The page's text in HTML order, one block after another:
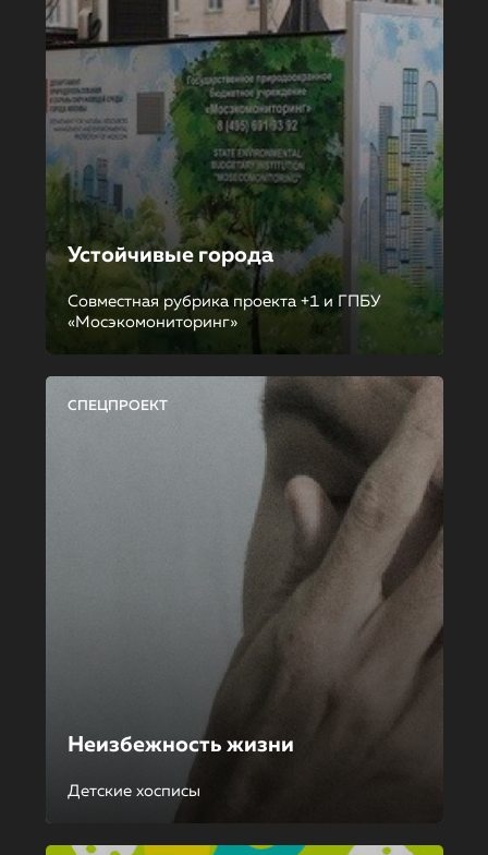
Устойчивые города
Совместная рубрика проекта +1 и ГПБУ
«Мосэкомониторинг»
СПЕЦПРОЕКТ
Неизбежность жизни
Детские хосписы